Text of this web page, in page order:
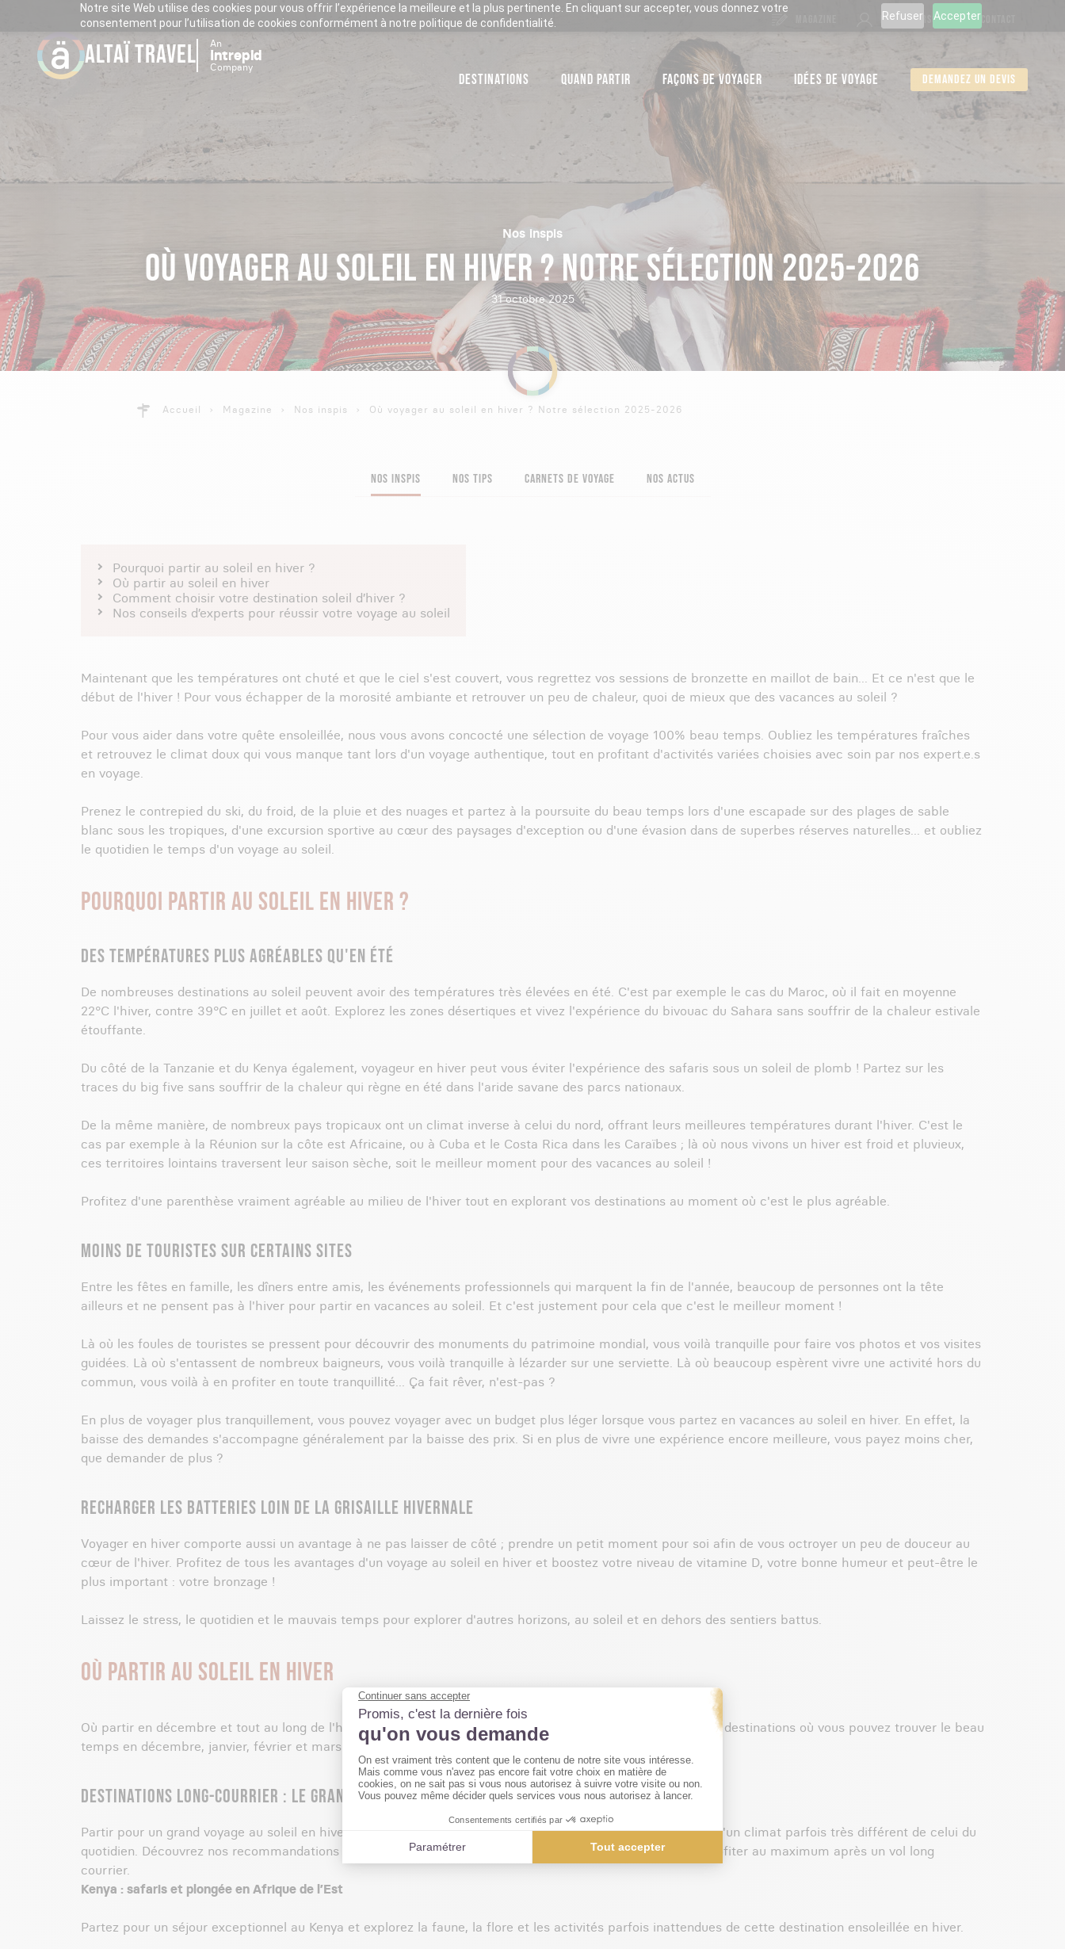
Notre site Web utilise des cookies pour vous offrir l’expérience la meilleure et la plus pertinente. En cliquant sur accepter, vous donnez votre
consentement pour l’utilisation de cookies conformément à notre politique de confidentialité.
Refuser Accepter
ALTAÏ TRAVEL An
Intrepid
Company
ESPACE PERSO
DESTINATIONS QUAND PARTIR FAÇONS DE VOYAGER IDÉES DE VOYAGE Demandez un devis
Nos inspis
OÙ VOYAGER AU SOLEIL EN HIVER ? NOTRE SÉLECTION 2025-2026
31 octobre 2025
Accueil Magazine Nos inspis Où voyager au soleil en hiver ? Notre sélection 2025-2026
NOS INSPIS NOS TIPS CARNETS DE VOYAGE NOS ACTUS
Pourquoi partir au soleil en hiver ?
Où partir au soleil en hiver
Comment choisir votre destination soleil d’hiver ?
Nos conseils d’experts pour réussir votre voyage au soleil
Maintenant que les températures ont chuté et que le ciel s'est couvert, vous regrettez vos sessions de bronzette en maillot de bain... Et ce n'est que le
début de l'hiver ! Pour vous échapper de la morosité ambiante et retrouver un peu de chaleur, quoi de mieux que des vacances au soleil ?
Pour vous aider dans votre quête ensoleillée, nous vous avons concocté une sélection de voyage 100% beau temps. Oubliez les températures fraîches
et retrouvez le climat doux qui vous manque tant lors d'un voyage authentique, tout en profitant d'activités variées choisies avec soin par nos expert.e.s
en voyage.
Prenez le contrepied du ski, du froid, de la pluie et des nuages et partez à la poursuite du beau temps lors d'une escapade sur des plages de sable
blanc sous les tropiques, d'une excursion sportive au cœur des paysages d'exception ou d'une évasion dans de superbes réserves naturelles... et oubliez
le quotidien le temps d'un voyage au soleil.
POURQUOI PARTIR AU SOLEIL EN HIVER ?
DES TEMPÉRATURES PLUS AGRÉABLES QU'EN ÉTÉ
De nombreuses destinations au soleil peuvent avoir des températures très élevées en été. C'est par exemple le cas du Maroc, où il fait en moyenne
22°C l'hiver, contre 39°C en juillet et août. Explorez les zones désertiques et vivez l'expérience du bivouac du Sahara sans souffrir de la chaleur estivale
étouffante.
Du côté de la Tanzanie et du Kenya également, voyageur en hiver peut vous éviter l'expérience des safaris sous un soleil de plomb ! Partez sur les
traces du big five sans souffrir de la chaleur qui règne en été dans l'aride savane des parcs nationaux.
De la même manière, de nombreux pays tropicaux ont un climat inverse à celui du nord, offrant leurs meilleures températures durant l'hiver. C'est le
cas par exemple à la Réunion sur la côte est Africaine, ou à Cuba et le Costa Rica dans les Caraïbes ; là où nous vivons un hiver est froid et pluvieux,
ces territoires lointains traversent leur saison sèche, soit le meilleur moment pour des vacances au soleil !
Profitez d'une parenthèse vraiment agréable au milieu de l'hiver tout en explorant vos destinations au moment où c'est le plus agréable.
MOINS DE TOURISTES SUR CERTAINS SITES
Entre les fêtes en famille, les dîners entre amis, les événements professionnels qui marquent la fin de l'année, beaucoup de personnes ont la tête
ailleurs et ne pensent pas à l'hiver pour partir en vacances au soleil. Et c'est justement pour cela que c'est le meilleur moment !
Là où les foules de touristes se pressent pour découvrir des monuments du patrimoine mondial, vous voilà tranquille pour faire vos photos et vos visites
guidées. Là où s'entassent de nombreux baigneurs, vous voilà tranquille à lézarder sur une serviette. Là où beaucoup espèrent vivre une activité hors du
commun, vous voilà à en profiter en toute tranquillité... Ça fait rêver, n'est-pas ?
En plus de voyager plus tranquillement, vous pouvez voyager avec un budget plus léger lorsque vous partez en vacances au soleil en hiver. En effet, la
baisse des demandes s'accompagne généralement par la baisse des prix. Si en plus de vivre une expérience encore meilleure, vous payez moins cher,
que demander de plus ?
RECHARGER LES BATTERIES LOIN DE LA GRISAILLE HIVERNALE
Voyager en hiver comporte aussi un avantage à ne pas laisser de côté ; prendre un petit moment pour soi afin de vous octroyer un peu de douceur au
cœur de l'hiver. Profitez de tous les avantages d'un voyage au soleil en hiver et boostez votre niveau de vitamine D, votre bonne humeur et peut-être le
plus important : votre bronzage !
Laissez le stress, le quotidien et le mauvais temps pour explorer d'autres horizons, au soleil et en dehors des sentiers battus.
OÙ PARTIR AU SOLEIL EN HIVER
Où partir en décembre et tout au long de l'hiver pour trouver le soleil ? Découvrez nos recommandations de destinations où vous pouvez trouver le beau
temps en décembre, janvier, février et mars.
DESTINATIONS LONG-COURRIER : LE GRAND DÉPAYSEMENT
Partir pour un grand voyage au soleil en hiver, c'est s'assurer un véritable dépaysement en plus de profiter d'un climat parfois très différent de celui du
quotidien. Découvrez nos recommandations de séjours de deux semaines et plus, pensés pour vous faire profiter au maximum après un vol long
courrier.
Kenya : safaris et plongée en Afrique de l’Est
Partez pour un séjour exceptionnel au Kenya et explorez la faune, la flore et les activités parfois inattendues de cette destination ensoleillée en hiver.